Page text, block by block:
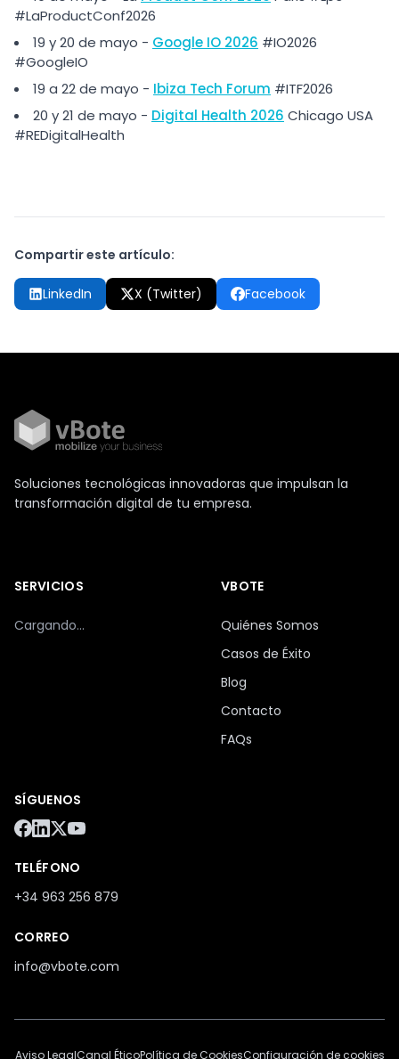
#LaProductConf2026
19 y 20 de mayo - Google IO 2026 #IO2026
#GoogleIO
19 a 22 de mayo - Ibiza Tech Forum #ITF2026
20 y 21 de mayo - Digital Health 2026 Chicago USA
#REDigitalHealth
Compartir este artículo:
LinkedIn X (Twitter) Facebook
Soluciones tecnológicas innovadoras que impulsan la
transformación digital de tu empresa.
SERVICIOS
Cargando...
VBOTE
Quiénes Somos
Casos de Éxito
Blog
Contacto
FAQs
SÍGUENOS
TELÉFONO
+34 963 256 879
CORREO
info@vbote.com
Aviso LegalCanal ÉticoPolítica de CookiesConfiguración de cookies